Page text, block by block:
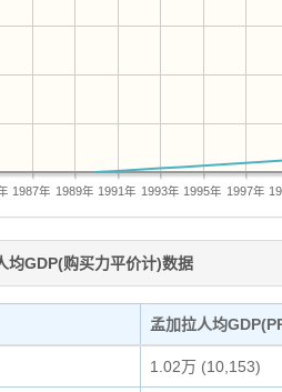
1987年 1989年 1991年 1993年 1995年 1997年
均GDP(购买力平价计)数据
孟加拉人均
1.02万 (10,153)